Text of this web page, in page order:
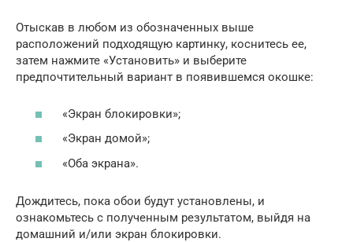
Отыскав в любом из обозначенных выше
расположений подходящую картинку, коснитесь ее,
затем нажмите «Установить» и выберите
предпочтительный вариант в появившемся окошке:
«Экран блокировки»;
«Экран домой»;
«Оба экрана».
Дождитесь, пока обои будут установлены, и
ознакомьтесь с полученным результатом, выйдя на
домашний и/или экран блокировки.